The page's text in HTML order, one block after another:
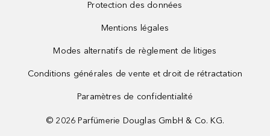
Protection des données
Mentions légales
Modes alternatifs de règlement de litiges
Conditions générales de vente et droit de rétractation
Paramètres de confidentialité
© 2026 Parfümerie Douglas GmbH & Co. KG.